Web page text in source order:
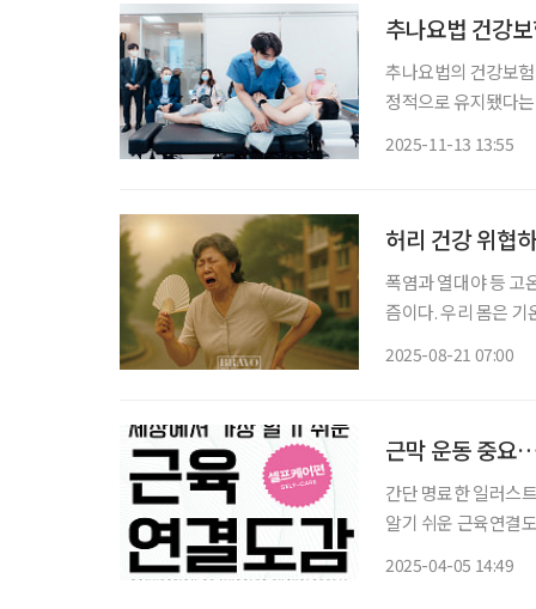
추나요법 건강
추나요법의 건강보
정적으로 유지됐다는 연구 결과가 나왔다.
2025-11-13 13:55
허리 건강 위협
폭염과 열대야 등 고
즘이다. 우리 몸은
2025-08-21 07:00
근막 운동 중요
간단 명료한 일러스
알기 쉬운 근육연결
2025-04-05 14:49